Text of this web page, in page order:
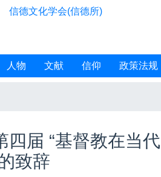
信德文化学会(信德所)
人物 文献 信仰 政策法规
四届 “基督教在当
致辞